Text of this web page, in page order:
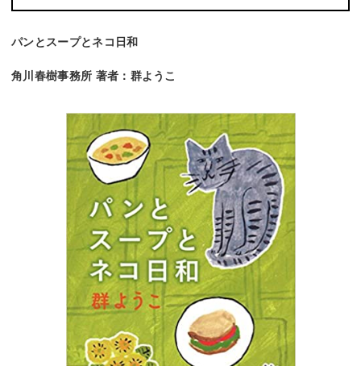
パンとスープとネコ日和
角川春樹事務所 著者：群ようこ